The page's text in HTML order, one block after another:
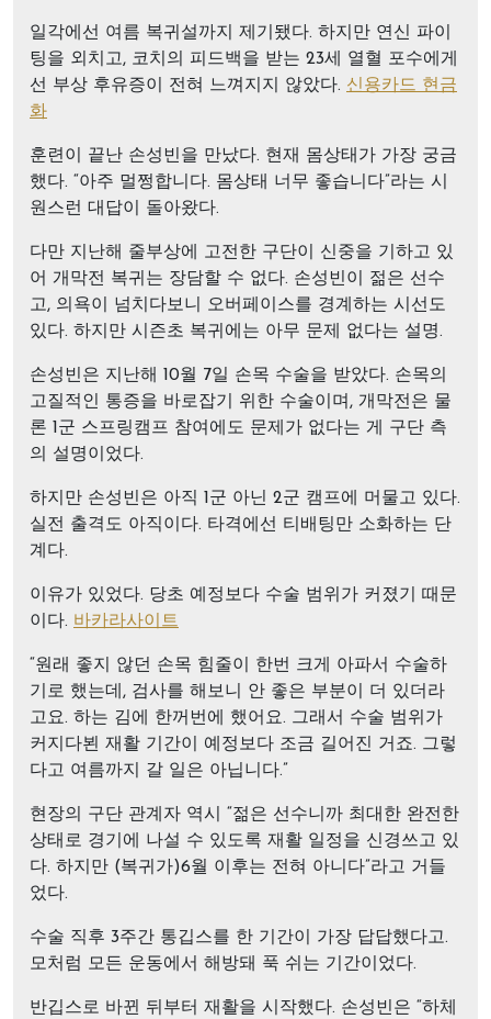
일각에선 여름 복귀설까지 제기됐다. 하지만 연신 파이
팅을 외치고, 코치의 피드백을 받는 23세 열혈 포수에게
선 부상 후유증이 전혀 느껴지지 않았다. 신용카드 현금
화
훈련이 끝난 손성빈을 만났다. 현재 몸상태가 가장 궁금
했다. “아주 멀쩡합니다. 몸상태 너무 좋습니다”라는 시
원스런 대답이 돌아왔다.
다만 지난해 줄부상에 고전한 구단이 신중을 기하고 있
어 개막전 복귀는 장담할 수 없다. 손성빈이 젊은 선수
고, 의욕이 넘치다보니 오버페이스를 경계하는 시선도
있다. 하지만 시즌초 복귀에는 아무 문제 없다는 설명.
손성빈은 지난해 10월 7일 손목 수술을 받았다. 손목의
고질적인 통증을 바로잡기 위한 수술이며, 개막전은 물
론 1군 스프링캠프 참여에도 문제가 없다는 게 구단 측
의 설명이었다.
하지만 손성빈은 아직 1군 아닌 2군 캠프에 머물고 있다.
실전 출격도 아직이다. 타격에선 티배팅만 소화하는 단
계다.
이유가 있었다. 당초 예정보다 수술 범위가 커졌기 때문
이다. 바카라사이트
“원래 좋지 않던 손목 힘줄이 한번 크게 아파서 수술하
기로 했는데, 검사를 해보니 안 좋은 부분이 더 있더라
고요. 하는 김에 한꺼번에 했어요. 그래서 수술 범위가
커지다뵌 재활 기간이 예정보다 조금 길어진 거죠. 그렇
다고 여름까지 갈 일은 아닙니다.”
현장의 구단 관계자 역시 “젊은 선수니까 최대한 완전한
상태로 경기에 나설 수 있도록 재활 일정을 신경쓰고 있
다. 하지만 (복귀가)6월 이후는 전혀 아니다”라고 거들
었다.
수술 직후 3주간 통깁스를 한 기간이 가장 답답했다고.
모처럼 모든 운동에서 해방돼 푹 쉬는 기간이었다.
반깁스로 바뀐 뒤부터 재활을 시작했다. 손성빈은 “하체